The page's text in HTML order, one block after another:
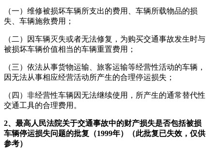
（一）维修被损坏车辆所支出的费用、车辆所载物品的损
失、车辆施救费用；
（二）因车辆灭失或者无法修复，为购买交通事故发生时与
被损坏车辆价值相当的车辆重置费用；
（三）依法从事货物运输、旅客运输等经营性活动的车辆，
因无法从事相应经营活动所产生的合理停运损失；
（四）非经营性车辆因无法继续使用，所产生的通常替代性
交通工具的合理费用。
2、最高人民法院关于交通事故中的财产损失是否包括被损
车辆停运损失问题的批复（1999年）（此批复已失效，仅供
参考）